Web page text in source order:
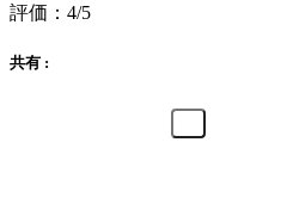
評価：4/5
共有 :